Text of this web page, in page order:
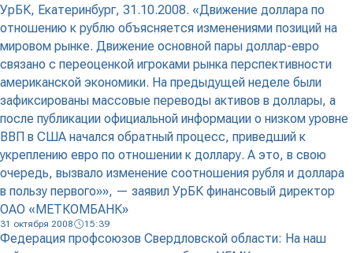
УрБК, Екатеринбург, 31.10.2008. «Движение доллара по
отношению к рублю объясняется изменениями позиций на
мировом рынке. Движение основной пары доллар-евро
связано с переоценкой игроками рынка перспективности
американской экономики. На предыдущей неделе были
зафиксированы массовые переводы активов в доллары, а
после публикации официальной информации о низком уровне
ВВП в США начался обратный процесс, приведший к
укреплению евро по отношении к доллару. А это, в свою
очередь, вызвало изменение соотношения рубля и доллара
в пользу первого»», — заявил УрБК финансовый директор
ОАО «МЕТКОМБАНК»
31 октября 2008 15:39
Федерация профсоюзов Свердловской области: На наш